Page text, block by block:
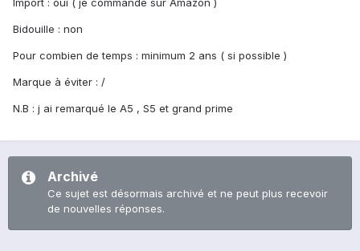
Import : oui ( je commande sur Amazon )
Bidouille : non
Pour combien de temps : minimum 2 ans ( si possible )
Marque à éviter : /
N.B : j ai remarqué le A5 , S5 et grand prime
Archivé
Ce sujet est désormais archivé et ne peut plus recevoir
de nouvelles réponses.